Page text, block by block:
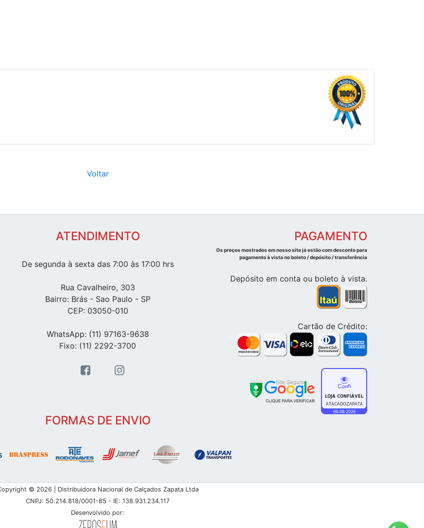
Voltar
ATENDIMENTO
De segunda à sexta das 7:00 às 17:00 hrs
Rua Cavalheiro, 303
Bairro: Brás - Sao Paulo - SP
CEP: 03050-010
WhatsApp: (11) 97163-9638
Fixo: (11) 2292-3700
PAGAMENTO
Os preços mostrados em nosso site já estão com desconto para
pagamento à vista no boleto / depósito / transferência
Depósito em conta ou boleto à vista.
Cartão de Crédito:
FORMAS DE ENVIO
© 2026 | Distribuidora Nacional de Calçados Zapata Ltda
CNPJ: 50.214.818/0001-85 - IE: 138.931.234.117
Desenvolvido por: